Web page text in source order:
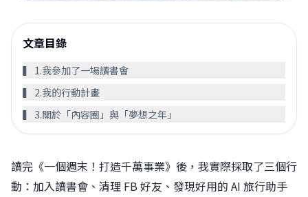
文章目錄
󠀠󠀠▍ 1.我參加了一場讀書會
▍ 2.我的行動計畫
▍ 3.關於「內容圈」與「夢想之年」
讀完《一個週末！打造千萬事業》後，我實際採取了三個行
動：加入讀書會、清理 FB 好友、發現好用的 AI 旅行助手